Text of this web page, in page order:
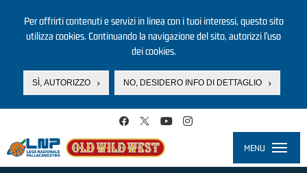
Per offrirti contenuti e servizi in linea con i tuoi interessi, questo sito
utilizza cookies. Continuando la navigazione del sito, autorizzi l’uso
dei cookies.
SÌ, AUTORIZZO NO, DESIDERO INFO DI DETTAGLIO
MENU